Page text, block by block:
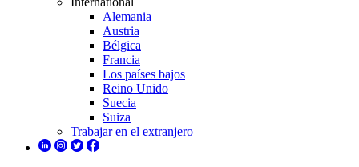
Alemania
Austria
Bélgica
Francia
Los países bajos
Reino Unido
Suecia
Suiza
Trabajar en el extranjero